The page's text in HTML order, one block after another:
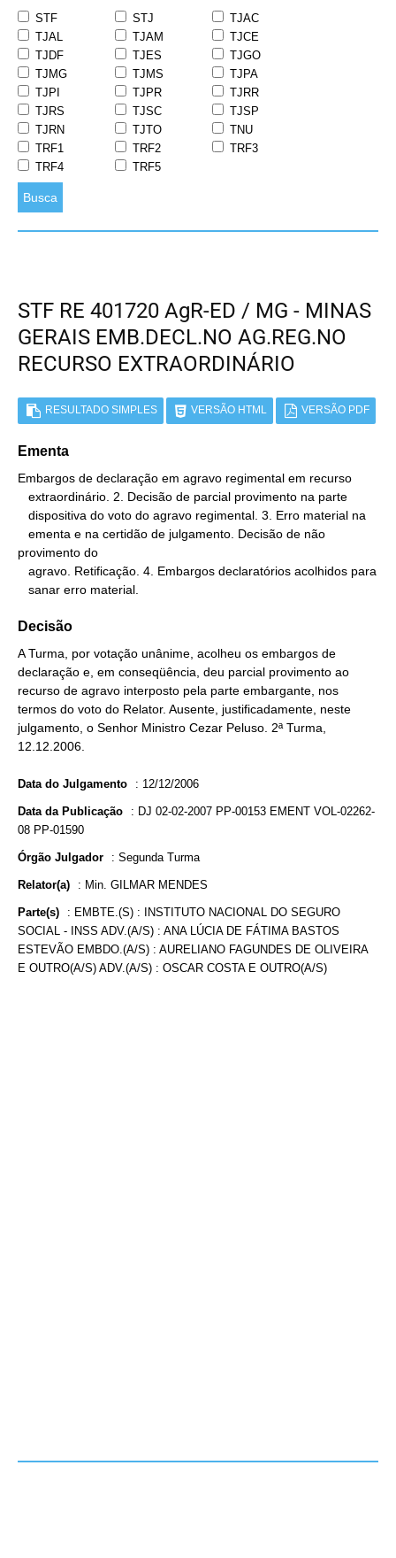
STF STJ
TJAC
TJAL
TJAM
TJCE
TJDF
TJES
TJGO
TJMG
TJMS
TJPA
TJPI
TJPR
TJRR
TJRS
TJSC
TJSP
TJRN
TJTO
TNU
TRF1
TRF2
TRF3
TRF4
TRF5
Busca
STF RE 401720 AgR-ED / MG - MINAS
GERAIS EMB.DECL.NO AG.REG.NO
RECURSO EXTRAORDINÁRIO
RESULTADO SIMPLES VERSÃO HTML VERSÃO PDF
Ementa
Embargos de declaração em agravo regimental em recurso
provimento do
   sanar erro material.
Decisão
A Turma, por votação unânime, acolheu os embargos de
declaração e, em conseqüência, deu parcial provimento ao
recurso de agravo interposto pela parte embargante, nos
termos do voto do Relator. Ausente, justificadamente, neste
julgamento, o Senhor Ministro Cezar Peluso. 2ª Turma,
12.12.2006.
Data do Julgamento : 12/12/2006
Data da Publicação : DJ 02-02-2007 PP-00153 EMENT VOL-02262-
08 PP-01590
Órgão Julgador : Segunda Turma
Relator(a) : Min. GILMAR MENDES
Parte(s) : EMBTE.(S) : INSTITUTO NACIONAL DO SEGURO
SOCIAL - INSS ADV.(A/S) : ANA LÚCIA DE FÁTIMA BASTOS
ESTEVÃO EMBDO.(A/S) : AURELIANO FAGUNDES DE OLIVEIRA
E OUTRO(A/S) ADV.(A/S) : OSCAR COSTA E OUTRO(A/S)